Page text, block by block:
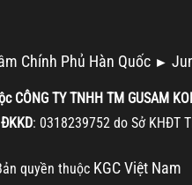
Chính Phủ Hàn Quốc ►
CÔNG TY TNHH TM GUSAM
ĐKKD: 0318239752 do Sở KHĐT
quyền thuộc KGC Việt Nam